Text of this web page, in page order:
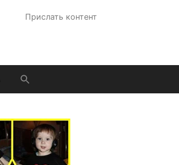
Прислать контент